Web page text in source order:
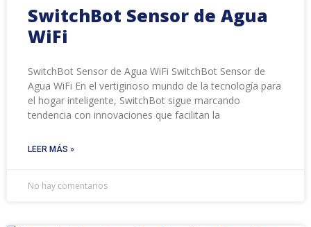
SwitchBot Sensor de Agua
WiFi
SwitchBot Sensor de Agua WiFi SwitchBot Sensor de
Agua WiFi En el vertiginoso mundo de la tecnología para
el hogar inteligente, SwitchBot sigue marcando
tendencia con innovaciones que facilitan la
LEER MÁS »
No hay comentarios